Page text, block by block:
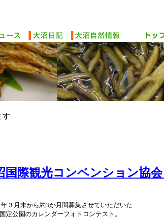
す
際観光コンベンション協
年３月末から約3か月間募集させていただいた
定公園のカレンダーフォトコンテスト。